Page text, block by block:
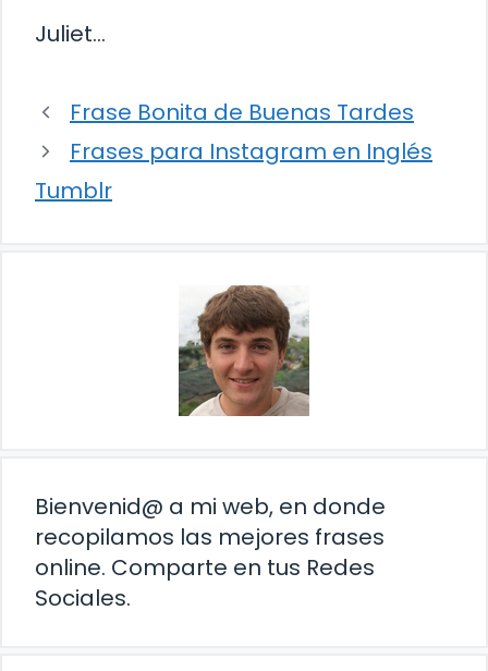
Juliet…
Frase Bonita de Buenas Tardes
Frases para Instagram en Inglés
Tumblr
Bienvenid@ a mi web, en donde
recopilamos las mejores frases
online. Comparte en tus Redes
Sociales.